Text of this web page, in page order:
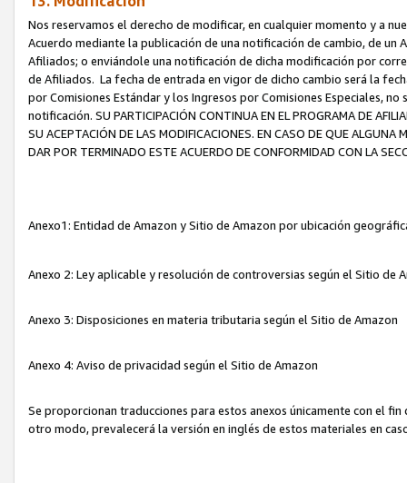
Nos reservamos el derecho de modificar, en cualquier momento y a
Acuerdo mediante la publicación de una notificación de cambio, de
Afiliados; o enviándole una notificación de dicha modificación por
de Afiliados. La fecha de entrada en vigor de dicho cambio será la
por Comisiones Estándar y los Ingresos por Comisiones Especiales,
notificación. SU PARTICIPACIÓN CONTINUA EN EL PROGRAMA DE
SU ACEPTACIÓN DE LAS MODIFICACIONES. EN CASO DE QUE ALGUNA
DAR POR TERMINADO ESTE ACUERDO DE CONFORMIDAD CON LA
Anexo1: Entidad de Amazon y Sitio de Amazon por ubicación
Anexo 2: Ley aplicable y resolución de controversias según el Sitio de
Anexo 3: Disposiciones en materia tributaria según el Sitio de Amazon
Anexo 4: Aviso de privacidad según el Sitio de Amazon
Se proporcionan traducciones para estos anexos únicamente con el
otro modo, prevalecerá la versión en inglés de estos materiales en